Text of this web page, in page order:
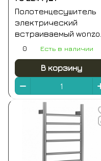
Полотенцесушитель
электрический
встраиваемый wonzon
& woghand hamburg,
золото (ww-al315-bg)
0 Есть в наличии
В корзину